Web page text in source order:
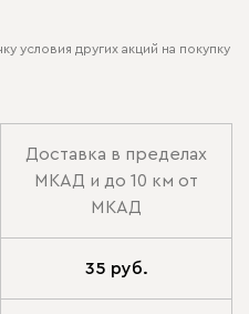
условия других акций на покупку
Доставка в пределах
МКАД и до 10 км от
МКАД
35 руб.